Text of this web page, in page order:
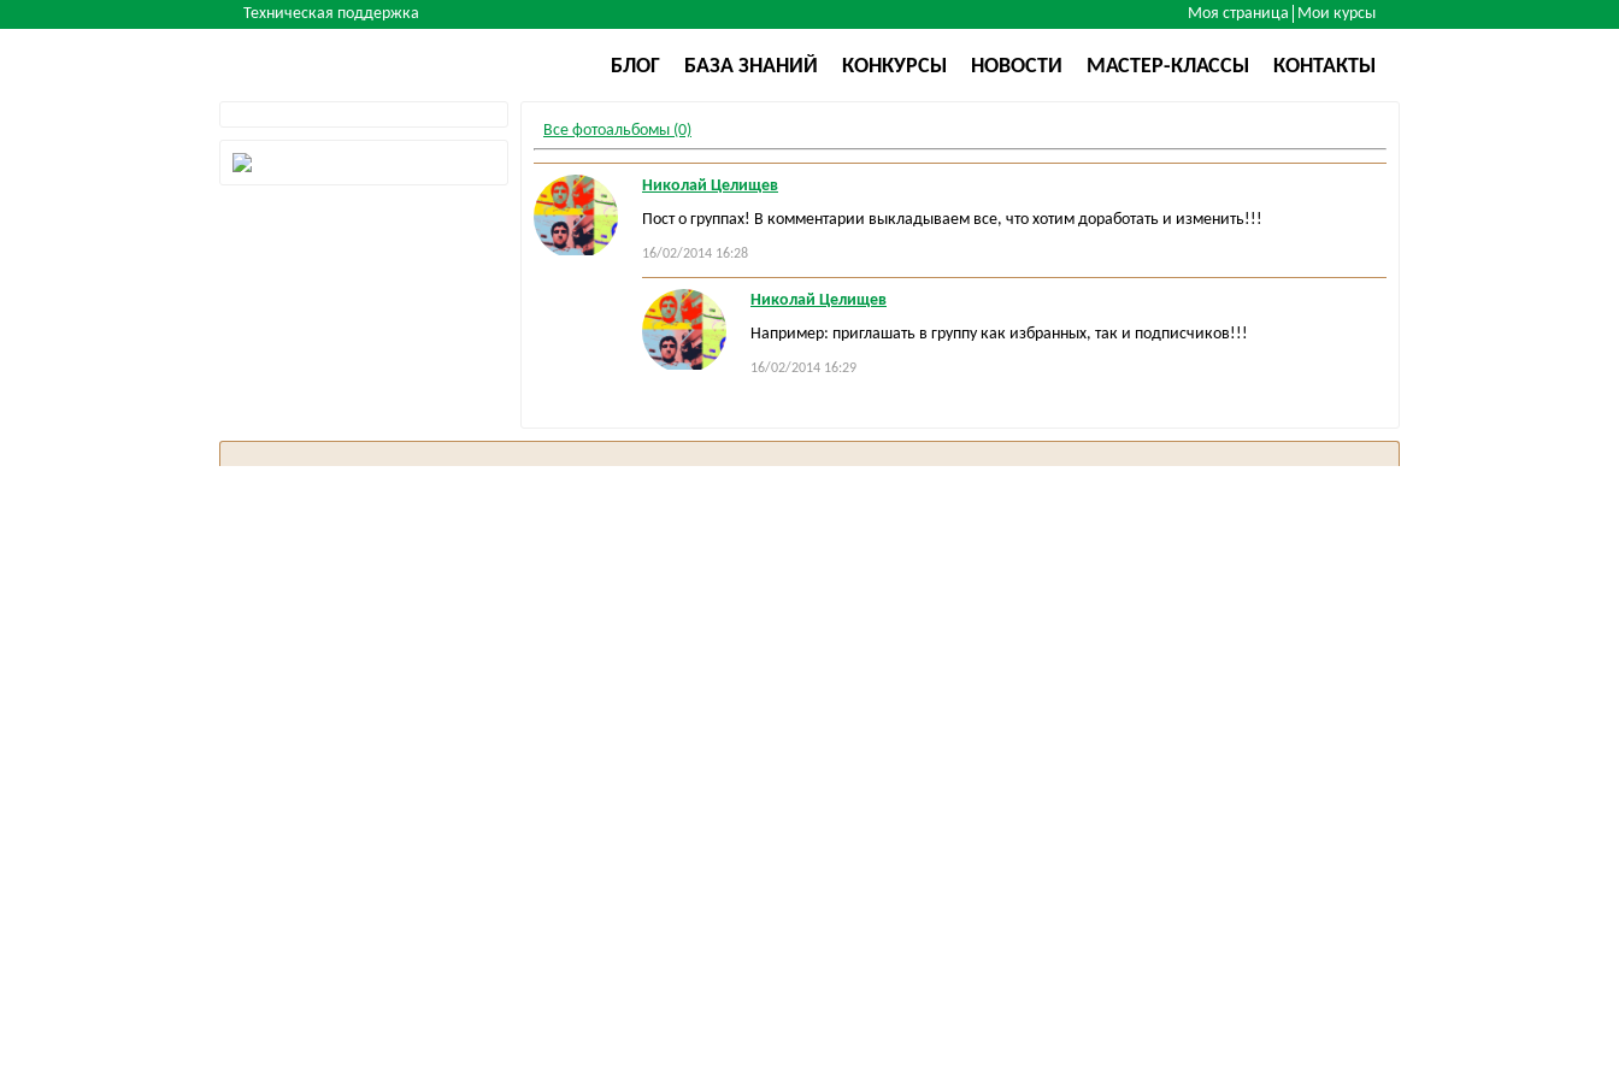
Техническая поддержка Моя страница Мои курсы
БЛОГ БАЗА ЗНАНИЙ КОНКУРСЫ НОВОСТИ МАСТЕР-КЛАССЫ КОНТАКТЫ
Все фотоальбомы (0)
Николай Целищев
Пост о группах! В комментарии выкладываем все, что хотим доработать и изменить!!!
16/02/2014 16:28
Николай Целищев
Например: приглашать в группу как избранных, так и подписчиков!!!
16/02/2014 16:29